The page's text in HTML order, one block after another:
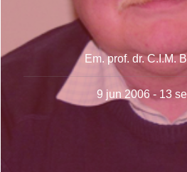
Em. prof. dr. C.I.M.
9 jun 2006 - 13